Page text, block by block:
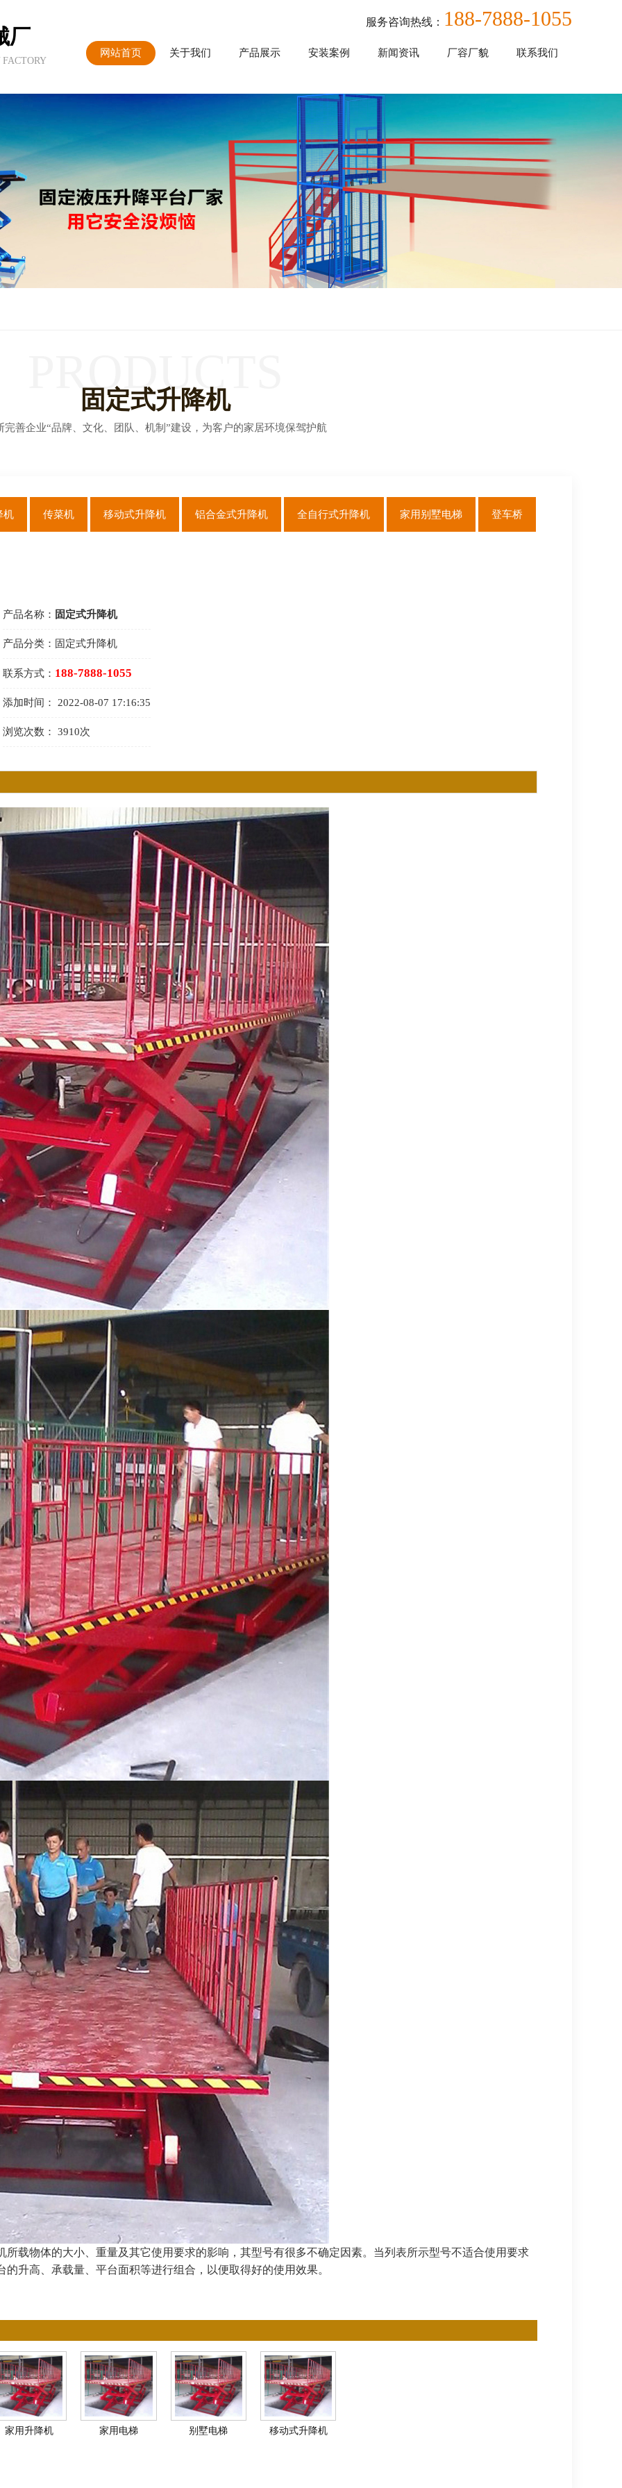
厂
服务咨询热线： 188-7888-1055
网站首页 关于我们 产品展示 安装案例 新闻资讯 厂容厂貌 联系我们
PRODUCTS
固定式升降机
完善企业“品牌、文化、团队、机制”建设，为客户的家居环境保驾护航
机 传菜机 移动式升降机 铝合金式升降机 全自行式升降机 家用别墅电梯 登车桥
产品名称： 固定式升降机
产品分类： 固定式升降机
联系方式： 188-7888-1055
添加时间： 2022-08-07 17:16:35
浏览次数： 3910次
载物体的大小、重量及其它使用要求的影响，其型号有很多不确定因素。当列表所示型号不适合使用要求
升高、承载量、平台面积等进行组合，以便取得好的使用效果。
家用升降机 家用电梯 别墅电梯 移动式升降机